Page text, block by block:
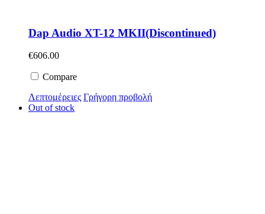
Dap Audio XT-12 MKII(Discontinued)
€606.00
Compare
Λεπτομέρειες Γρήγορη προβολή
Out of stock